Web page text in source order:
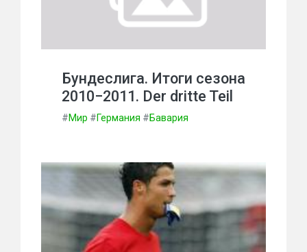
Бундеслига. Итоги сезона
2010−2011. Der dritte Teil
#Мир #Германия #Бавария